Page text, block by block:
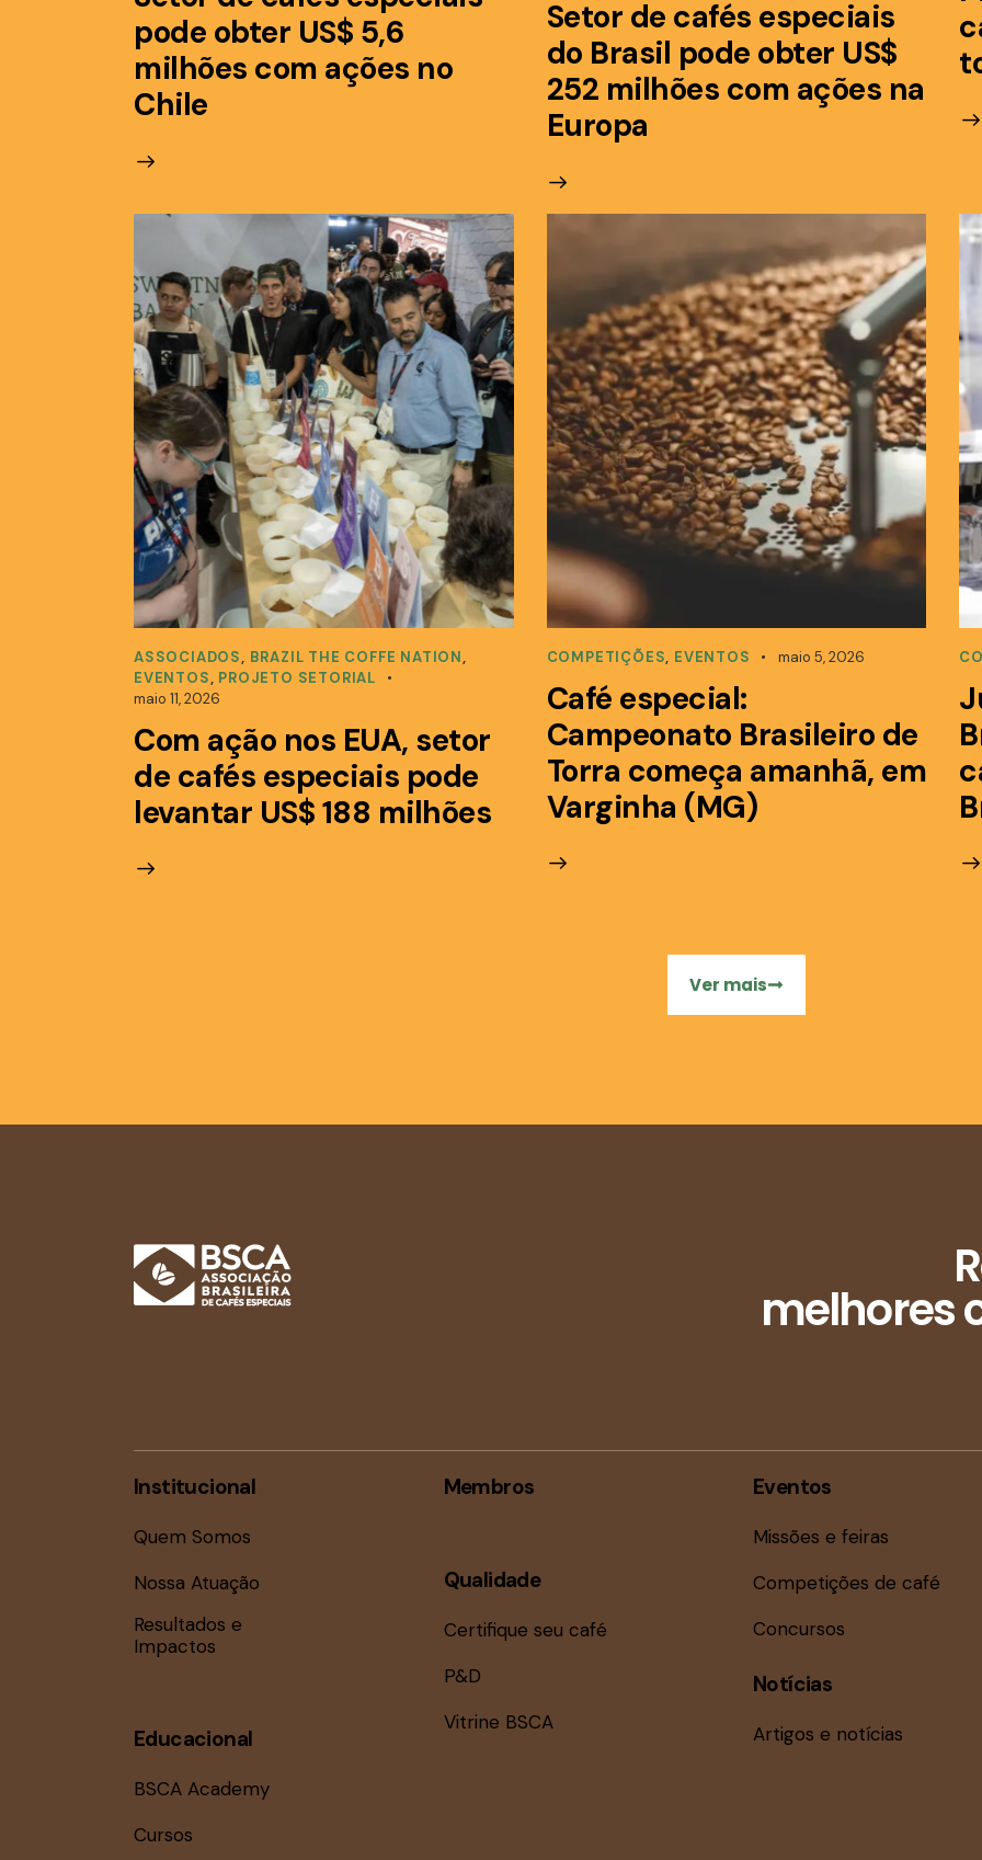
pode obter US$ 5,6
milhões com ações no
Chile
Setor de cafés especiais
do Brasil pode obter US$
252 milhões com ações na
Europa
ASSOCIADOS, BRAZIL THE COFFE NATION,
EVENTOS, PROJETO SETORIAL
maio 11, 2026
Com ação nos EUA, setor
de cafés especiais pode
levantar US$ 188 milhões
COMPETIÇÕES, EVENTOS maio 5, 2026
Café especial:
Campeonato Brasileiro de
Torra começa amanhã, em
Varginha (MG)
Ver mais
melhores
Institucional
Quem Somos
Nossa Atuação
Resultados e
Impactos
Educacional
BSCA Academy
Cursos
Membros
Qualidade
Certifique seu café
P&D
Vitrine BSCA
Eventos
Missões e feiras
Competições de café
Concursos
Notícias
Artigos e notícias